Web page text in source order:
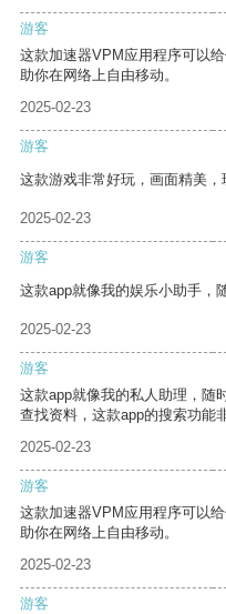
游客
这款加速器VPM应用程序可以
助你在网络上自由移动。
2025-02-23
游客
这款游戏非常好玩，画面精美，
2025-02-23
游客
这款app就像我的娱乐小助手，
2025-02-23
游客
这款app就像我的私人助理，随
查找资料，这款app的搜索功能
2025-02-23
游客
这款加速器VPM应用程序可以
助你在网络上自由移动。
2025-02-23
游客